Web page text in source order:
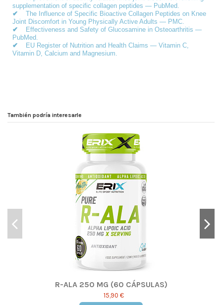
supplementation of specific collagen peptides — PubMed.
✔
The Influence of Specific Bioactive Collagen Peptides on Knee
Joint Discomfort in Young Physically Active Adults — PMC.
✔
Effectiveness and Safety of Glucosamine in Osteoarthritis —
PubMed.
✔
EU Register of Nutrition and Health Claims — Vitamin C,
Vitamin D, Calcium and Magnesium.
También podría interesarle
R-ALA 250 MG (60 CÁPSULAS)
15,90 €